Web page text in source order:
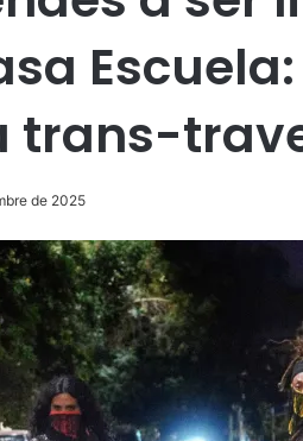
trans-
de 2025